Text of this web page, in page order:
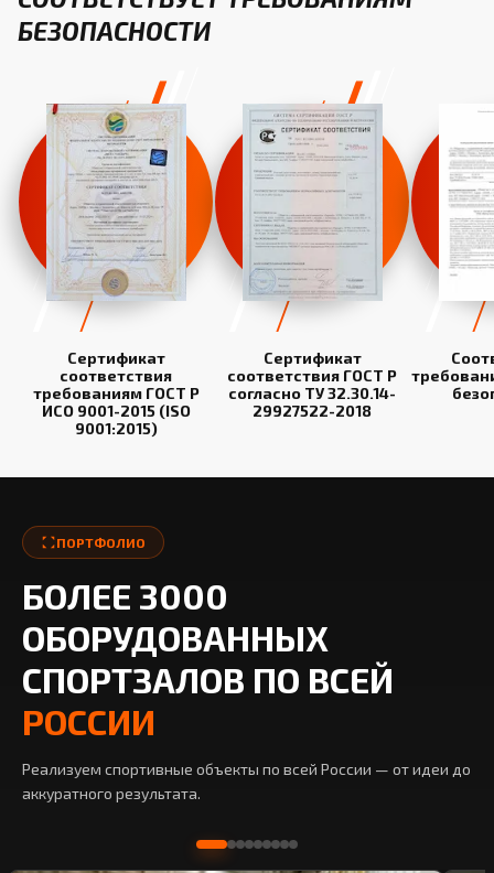
БЕЗОПАСНОСТИ
Сертификат
соответствия
требованиям ГОСТ Р
ИСО 9001-2015 (ISO
9001:2015)
Сертификат
соответствия ГОСТ Р
согласно ТУ 32.30.14-
29927522-2018
ПОРТФОЛИО
БОЛЕЕ 3000
ОБОРУДОВАННЫХ
СПОРТЗАЛОВ ПО ВСЕЙ
РОССИИ
Реализуем спортивные объекты по всей России — от идеи до
аккуратного результата.